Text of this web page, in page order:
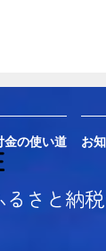
さと納
金の使い道 お